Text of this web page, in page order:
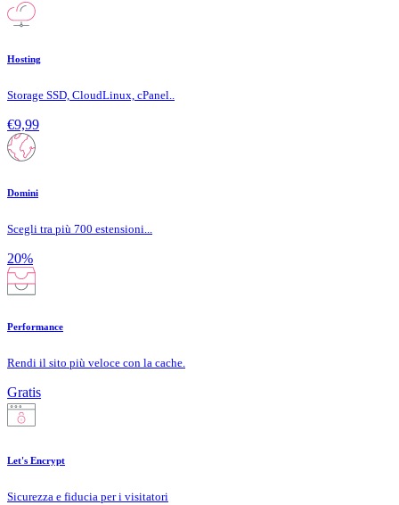
Hosting
Storage SSD, CloudLinux, cPanel..
€9,99
Domini
Scegli tra più 700 estensioni...
20%
Performance
Rendi il sito più veloce con la cache.
Gratis
Let's Encrypt
Sicurezza e fiducia per i visitatori